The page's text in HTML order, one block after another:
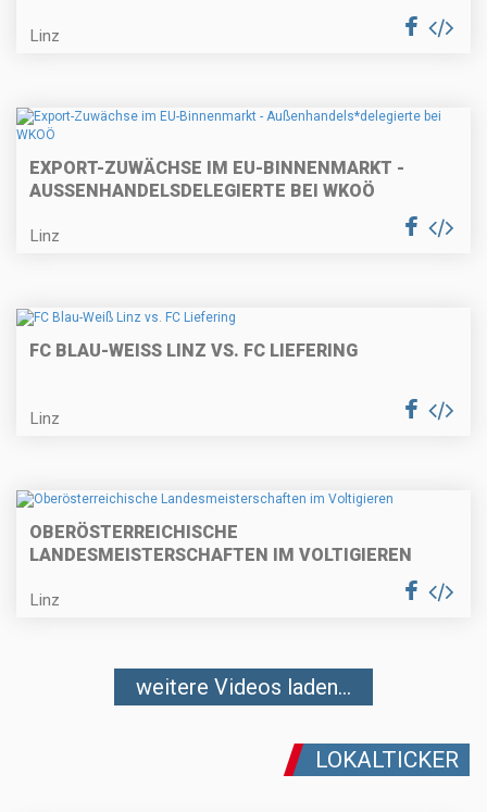
Linz
EXPORT-ZUWÄCHSE IM EU-BINNENMARKT -
AUSSENHANDELS
DELEGIERTE BEI WKOÖ
Linz
FC BLAU-WEISS LINZ VS. FC LIEFERING
Linz
OBERÖSTERREICHISCHE
LANDESMEISTERSCHAFTEN IM VOLTIGIEREN
Linz
weitere Videos laden...
LOKALTICKER